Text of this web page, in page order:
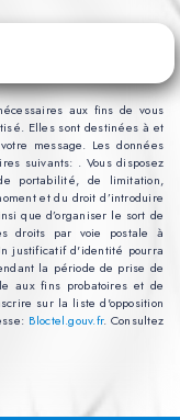
aux fins de vous
Elles sont destinées à et
message. Les données
suivants: . Vous disposez
portabilité, de limitation,
et du droit d’introduire
que d’organiser le sort de
droits par voie postale à
justificatif d'identité pourra
la période de prise de
aux fins probatoires et de
sur la liste d'opposition
Bloctel.gouv.fr. Consultez